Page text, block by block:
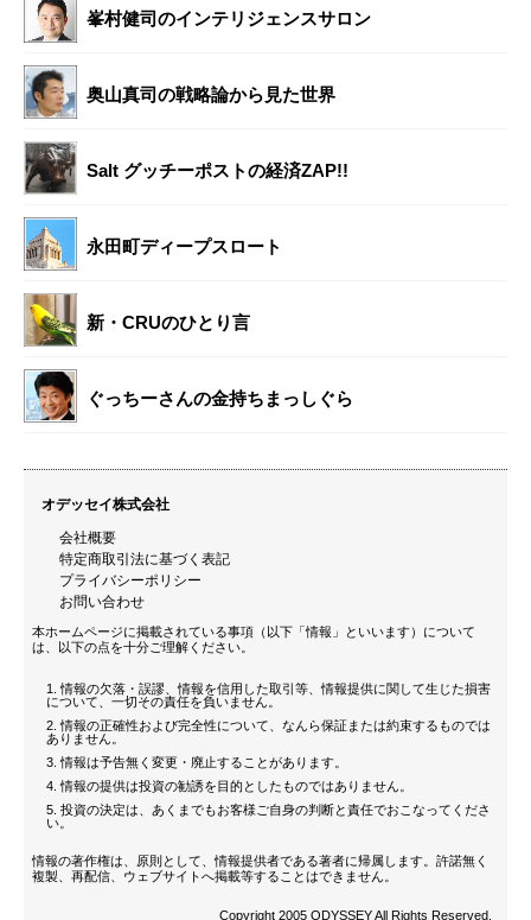
峯村健司のインテリジェンスサロン
奥山真司の戦略論から見た世界
Salt グッチーポストの経済ZAP!!
永田町ディープスロート
新・CRUのひとり言
ぐっちーさんの金持ちまっしぐら
オデッセイ株式会社
会社概要
特定商取引法に基づく表記
プライバシーポリシー
お問い合わせ
本ホームページに掲載されている事項（以下「情報」といいます）について
は、以下の点を十分ご理解ください。
情報の欠落・誤謬、情報を信用した取引等、情報提供に関して生じた損害
について、一切その責任を負いません。
情報の正確性および完全性について、なんら保証または約束するものでは
ありません。
情報は予告無く変更・廃止することがあります。
情報の提供は投資の勧誘を目的としたものではありません。
投資の決定は、あくまでもお客様ご自身の判断と責任でおこなってくださ
い。
情報の著作権は、原則として、情報提供者である著者に帰属します。許諾無く
複製、再配信、ウェブサイトへ掲載等することはできません。
Copyright 2005 ODYSSEY All Rights Reserved.